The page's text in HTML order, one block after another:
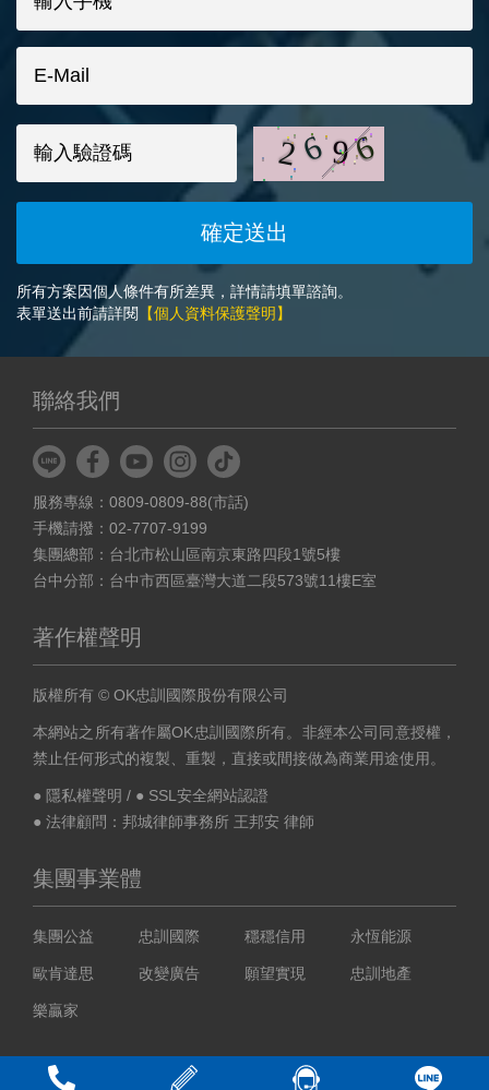
所有方案因個人條件有所差異，詳情請填單諮詢。
表單送出前請詳閱 【個人資料保護聲明】
聯絡我們
服務專線：0809-0809-88(市話)
手機請撥：02-7707-9199
集團總部：台北市松山區南京東路四段1號5樓
台中分部：台中市西區臺灣大道二段573號11樓E室
著作權聲明
版權所有 © OK忠訓國際股份有限公司
本網站之所有著作屬OK忠訓國際所有。非經本公司同意授權，
禁止任何形式的複製、重製，直接或間接做為商業用途使用。
● 隱私權聲明 / ● SSL安全網站認證
● 法律顧問：邦城律師事務所 王邦安 律師
集團事業體
集團公益 忠訓國際 穩穩信用 永恆能源
歐肯達思 改變廣告 願望實現 忠訓地產
樂贏家